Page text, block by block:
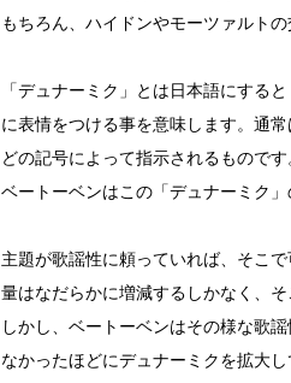
もちろん、ハイドンやモーツァルト
「デュナーミク」とは日本語にする
に表情をつける事を意味します。通
どの記号によって指示されるものです
ベートーベンはこの「デュナーミク
主題が歌謡性に頼っていれば、そこ
量はなだらかに増減するしかなく、
しかし、ベートーベンはその様な歌
なかったほどにデュナーミクを拡大し